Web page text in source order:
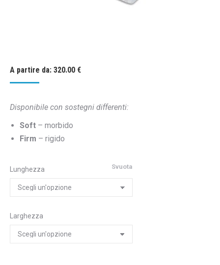
A partire da: 320.00 €
Disponibile con sostegni differenti:
Soft – morbido
Firm – rigido
Lunghezza
Larghezza
Svuota